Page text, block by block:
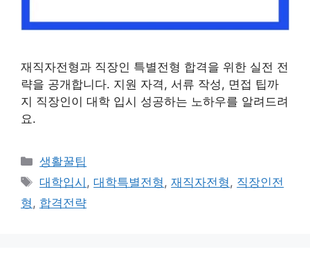
재직자전형과 직장인 특별전형 합격을 위한 실전 전
략을 공개합니다. 지원 자격, 서류 작성, 면접 팁까
지 직장인이 대학 입시 성공하는 노하우를 알려드려
요.
카
테
리
생활꿀팁
태
그
대학입시 ,대학특별전형,재직자전형, 직장인전
형, 합격전략